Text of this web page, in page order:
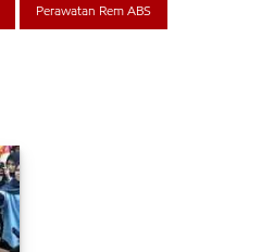
Perawatan Rem ABS